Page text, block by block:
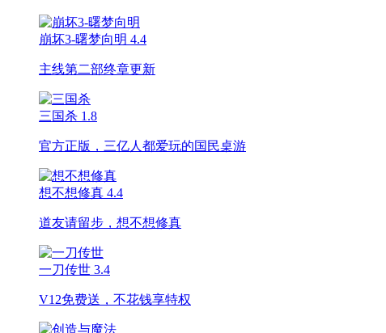
崩坏3-曙梦向明 4.4
主线第二部终章更新
三国杀 1.8
官方正版，三亿人都爱玩的国民桌游
想不想修真 4.4
道友请留步，想不想修真
一刀传世 3.4
V12免费送，不花钱享特权